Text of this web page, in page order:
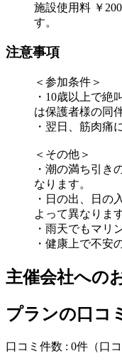
施設使用料 ￥
す。
注意事項
＜参加条件＞
・10歳以上で絶
は保護者様の同
・翌日、筋肉痛
＜その他＞
・潮の満ち引き
なります。
・日の出、日の
よって異なります
・雨天でもマリ
・健康上で不安
主催会社への
プランの口コ
口コミ件数 : 0件 （口